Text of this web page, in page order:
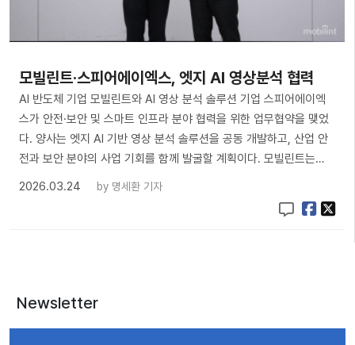
모빌린트·스피어에이엑스, 엣지 AI 영상분석 협력
AI 반도체 기업 모빌린트와 AI 영상 분석 솔루션 기업 스피어에이엑
스가 안전·보안 및 스마트 인프라 분야 협력을 위한 업무협약을 맺었
다. 양사는 엣지 AI 기반 영상 분석 솔루션을 공동 개발하고, 산업 안
전과 보안 분야의 사업 기회를 함께 발굴할 계획이다. 모빌린트는…
2026.03.24
by 명세환 기자
Newsletter